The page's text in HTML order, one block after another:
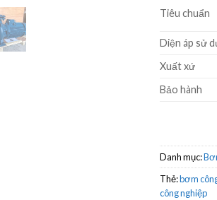
Tiêu chuẩn
Diện áp sử
Xuất xứ
Bảo hành
Danh mục:
Thẻ:bơm
công nghiệp